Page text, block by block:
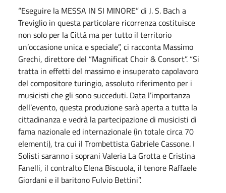
“Eseguire la MESSA IN SI MINORE” di J. S. Bach a
Treviglio in questa particolare ricorrenza costituisce
non solo per la Città ma per tutto il territorio
un’occasione unica e speciale”, ci racconta Massimo
Grechi, direttore del “Magnificat Choir & Consort”. “Si
tratta in effetti del massimo e insuperato capolavoro
del compositore turingio, assoluto riferimento per i
musicisti che gli sono succeduti. Data l’importanza
dell’evento, questa produzione sarà aperta a tutta la
cittadinanza e vedrà la partecipazione di musicisti di
fama nazionale ed internazionale (in totale circa 70
elementi), tra cui il Trombettista Gabriele Cassone. I
Solisti saranno i soprani Valeria La Grotta e Cristina
Fanelli, il contralto Elena Biscuola, il tenore Raffaele
Giordani e il baritono Fulvio Bettini”.